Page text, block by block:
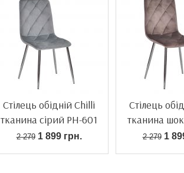
Стілець обідній Chilli
тканина сірий PH-601
2 2791 899 грн.
Стілець
тканина
608
2 2791